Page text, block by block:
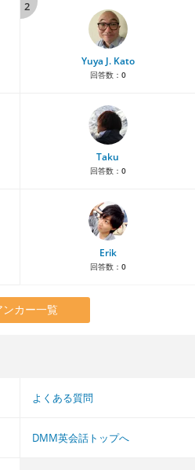
2
Yuya J. Kato
回答数： 0
Taku
回答数： 0
Erik
回答数： 0
ンカー一覧
よくある質問
DMM英会話トップへ